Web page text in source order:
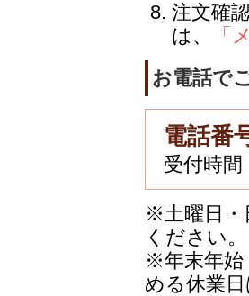
注文確
は、
「
お電話で
電話番
受付時間
※土曜日・
ください。
※年末年始
める休業